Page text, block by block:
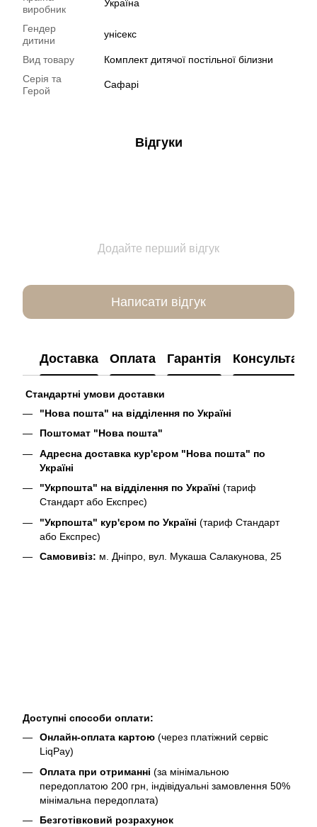
виробник
Україна
Гендер
дитини
унісекс
Вид товару
Комплект дитячої постільної білизни
Серія та
Герой
Сафарі
Відгуки
Додайте перший відгук
Написати відгук
Доставка Оплата Гарантія Консультація
Стандартні умови доставки
"Нова пошта" на відділення по Україні
Поштомат "Нова пошта"
Адресна доставка кур'єром "Нова пошта" по
Україні
"Укрпошта" на відділення по Україні (тариф
Стандарт або Експрес)
"Укрпошта" кур'єром по Україні (тариф Стандарт
або Експрес)
Самовивіз: м. Дніпро, вул. Мукаша Салакунова, 25
Доступні способи оплати:
Онлайн-оплата картою (через платіжний сервіс
LiqPay)
Оплата при отриманні (за мінімальною
передоплатою 200 грн, індівідуальні замовлення 50%
мінімальна передоплата)
Безготівковий розрахунок